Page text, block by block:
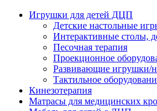
Игрушки для детей ДЦП
Детские настольные
Интерактивные столы,
Песочная терапия
Проекционное
Развивающие игрушки/
Тактильное
Кинезотерапия
Матрасы для медицинских